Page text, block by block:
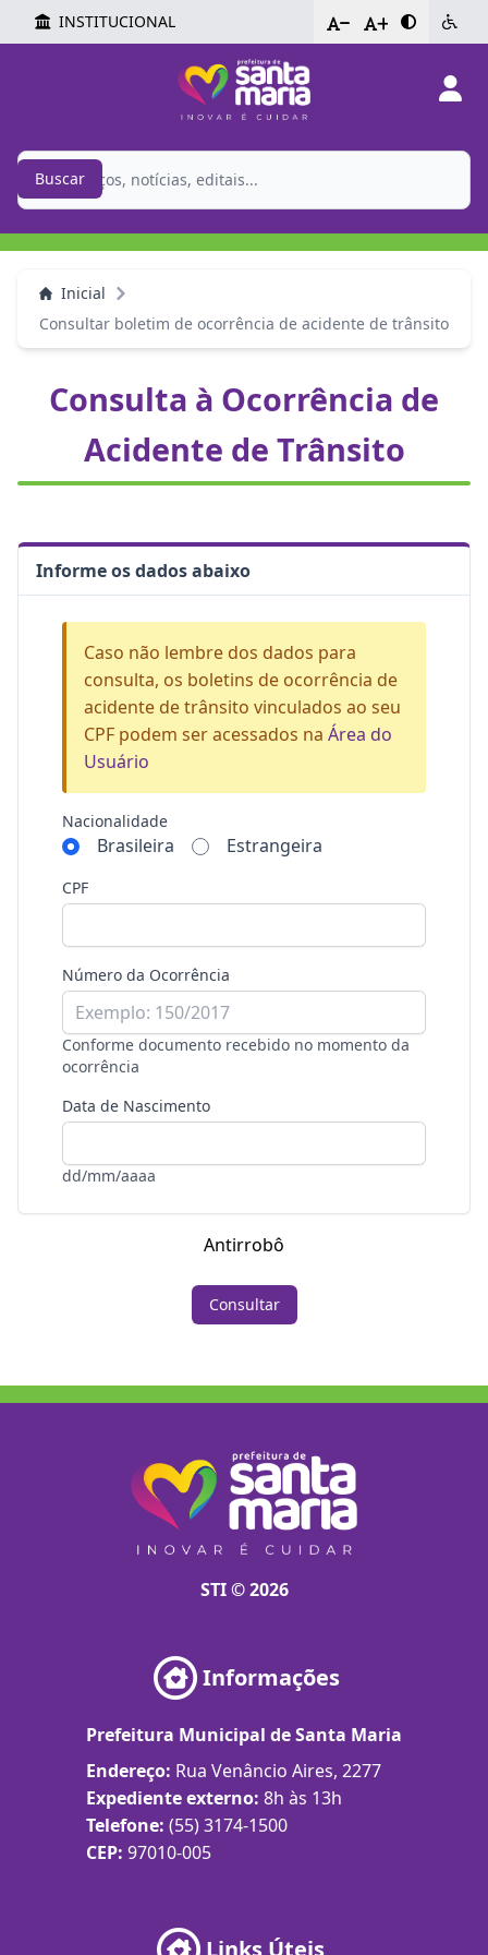
INSTITUCIONAL - +
Buscar
Inicial
Consultar boletim de ocorrência de acidente de trânsito
Consulta à Ocorrência de
Acidente de Trânsito
Informe os dados abaixo
Caso não lembre dos dados para
consulta, os boletins de ocorrência de
acidente de trânsito vinculados ao seu
CPF podem ser acessados na Área do
Usuário
Nacionalidade
Brasileira Estrangeira
CPF
Número da Ocorrência
Conforme documento recebido no momento da
ocorrência
Data de Nascimento
dd/mm/aaaa
Antirrobô
Consultar
STI © 2026
Informações
Prefeitura Municipal de Santa Maria
Endereço: Rua Venâncio Aires, 2277
Expediente externo: 8h às 13h
Telefone: (55) 3174-1500
CEP: 97010-005
Links Úteis